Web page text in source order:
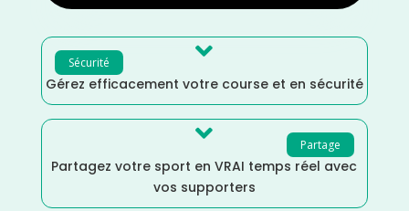
Sécurité 
Gérez efficacement votre course et en sécurité
Partage

Partagez votre sport en VRAI temps réel avec
vos supporters